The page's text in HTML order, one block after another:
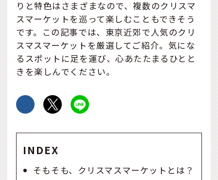
りと特色はさまざまなので、複数のクリスマ
スマーケットを巡って楽しむこともできそう
です。この記事では、東京近郊で人気のクリ
スマスマーケットを厳選してご紹介。気にな
るスポットに足を運び、心あたたまるひとと
きを楽しんでください。
INDEX
そもそも、クリスマスマーケットとは？